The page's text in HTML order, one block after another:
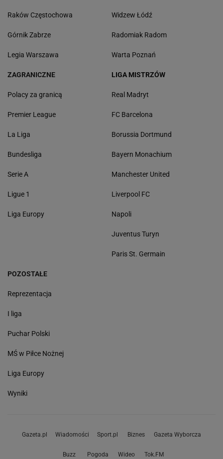
Raków Częstochowa
Górnik Zabrze
Legia Warszawa
Widzew Łódź
Radomiak Radom
Warta Poznań
ZAGRANICZNE
Polacy za granicą
Premier League
La Liga
Bundesliga
Serie A
Ligue 1
Liga Europy
LIGA MISTRZÓW
Real Madryt
FC Barcelona
Borussia Dortmund
Bayern Monachium
Manchester United
Liverpool FC
Napoli
Juventus Turyn
Paris St. Germain
POZOSTAŁE
Reprezentacja
I liga
Puchar Polski
MŚ w Piłce Nożnej
Liga Europy
Wyniki
Gazeta.pl Wiadomości Sport.pl Biznes Gazeta Wyborcza
Buzz Pogoda Wideo Tok.FM